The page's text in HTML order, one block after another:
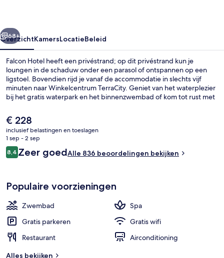
Volgende
68+
OverzichtKamersLocatieBeleid
Falcon Hotel heeft een privéstrand; op dit privéstrand kun je
loungen in de schaduw onder een parasol of ontspannen op een
ligstoel. Bovendien rijd je vanaf de accommodatie in slechts vijf
minuten naar Winkelcentrum TerraCity. Geniet van het waterplezier
bij het gratis waterpark en het binnenzwembad of kom tot rust met
spa. Main, een van de 3 restaurants, serveert internationale
gerechten en is geopend voor de lunch en het diner. De
accommodatie heeft ook 4 bars/lounges, een gratis kinderclub en
een bar aan het zwembad. Andere reizigers waarderen het
behulpzame personeel.
De
huidige
prijs
is
€ 228
€ 228
inclusief belastingen en toeslagen
1 sep - 2 sep
Beoordelingen
8,48,4 op 10 –
Zeer goedAlle 836 beoordelingen bekijken
Populaire voorzieningen
Zwembad
Spa
Gratis parkeren
Gratis wifi
Restaurant
Airconditioning
Alles bekijken